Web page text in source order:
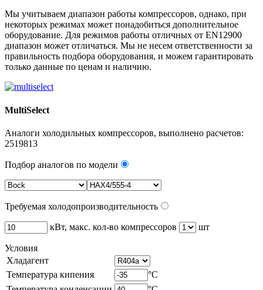
Мы учитываем диапазон работы компрессоров, однако, при
некоторых режимах может понадобиться дополнительное
оборудование. Для режимов работы отличных от EN12900
диапазон может отличаться. Мы не несем ответственности за
правильность подбора оборудования, и можем гарантировать
только данные по ценам и наличию.
MultiSelect
Аналоги холодильных компрессоров, выполнено расчетов:
2519813
Подбор аналогов по модели
Требуемая холодопроизводительность
кВт, макс. кол-во компрессоров шт
Условия
Хладагент
Температура кипения
°C